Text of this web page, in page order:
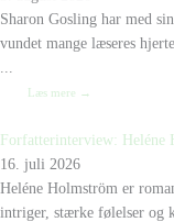
Sharon Gosling har med
vundet mange læseres
Læs mere →
Forfatterinterview: Heléne
16. juli 2026
Heléne Holmström er
intriger, stærke følelser og